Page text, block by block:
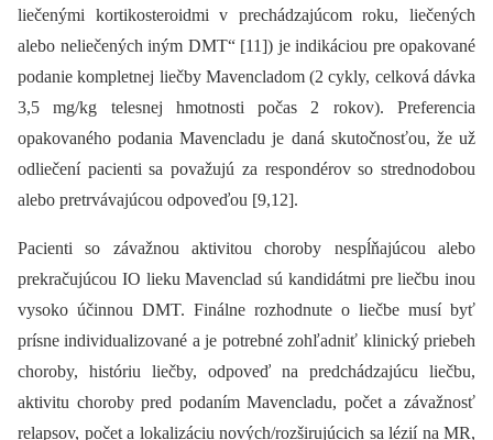
liečenými kortikosteroidmi v prechádzajúcom roku, liečených
alebo neliečených iným DMT“ [11]) je indikáciou pre opakované
podanie kompletnej liečby Mavencladom (2 cykly, celková dávka
3,5 mg/kg telesnej hmotnosti počas 2 rokov). Preferencia
opakovaného podania Mavencladu je daná skutočnosťou, že už
odliečení pacienti sa považujú za respondérov so strednodobou
alebo pretrvávajúcou odpoveďou [9,12].
Pacienti so závažnou aktivitou choroby nespĺňajúcou alebo
prekračujúcou IO lieku Mavenclad sú kandidátmi pre liečbu inou
vysoko účinnou DMT. Finálne rozhodnute o liečbe musí byť
prísne individualizované a je potrebné zohľadniť klinický priebeh
choroby, históriu liečby, odpoveď na predchádzajúcu liečbu,
aktivitu choroby pred podaním Mavencladu, počet a závažnosť
relapsov, počet a lokalizáciu nových/rozširujúcich sa lézií na MR,